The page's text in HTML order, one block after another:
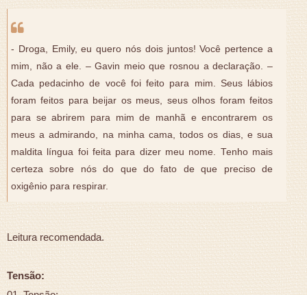
- Droga, Emily, eu quero nós dois juntos! Você pertence a
mim, não a ele. – Gavin meio que rosnou a declaração. –
Cada pedacinho de você foi feito para mim. Seus lábios
foram feitos para beijar os meus, seus olhos foram feitos
para se abrirem para mim de manhã e encontrarem os
meus a admirando, na minha cama, todos os dias, e sua
maldita língua foi feita para dizer meu nome. Tenho mais
certeza sobre nós do que do fato de que preciso de
oxigênio para respirar.
Leitura recomendada.
Tensão: